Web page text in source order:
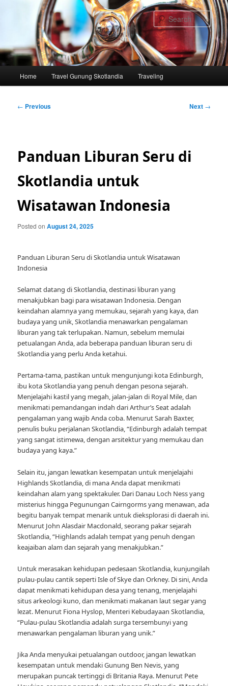
Home Travel Gunung Skotlandia Traveling
Post
← Previous Next →
Panduan Liburan Seru di
Skotlandia untuk
Wisatawan Indonesia
Posted onAugust 24, 2025
Panduan Liburan Seru di Skotlandia untuk Wisatawan
Indonesia
Selamat datang di Skotlandia, destinasi liburan yang
menakjubkan bagi para wisatawan Indonesia. Dengan
keindahan alamnya yang memukau, sejarah yang kaya, dan
budaya yang unik, Skotlandia menawarkan pengalaman
liburan yang tak terlupakan. Namun, sebelum memulai
petualangan Anda, ada beberapa panduan liburan seru di
Skotlandia yang perlu Anda ketahui.
Pertama-tama, pastikan untuk mengunjungi kota Edinburgh,
ibu kota Skotlandia yang penuh dengan pesona sejarah.
Menjelajahi kastil yang megah, jalan-jalan di Royal Mile, dan
menikmati pemandangan indah dari Arthur’s Seat adalah
pengalaman yang wajib Anda coba. Menurut Sarah Baxter,
penulis buku perjalanan Skotlandia, “Edinburgh adalah tempat
yang sangat istimewa, dengan arsitektur yang memukau dan
budaya yang kaya.”
Selain itu, jangan lewatkan kesempatan untuk menjelajahi
Highlands Skotlandia, di mana Anda dapat menikmati
keindahan alam yang spektakuler. Dari Danau Loch Ness yang
misterius hingga Pegunungan Cairngorms yang menawan, ada
begitu banyak tempat menarik untuk dieksplorasi di daerah ini.
Menurut John Alasdair Macdonald, seorang pakar sejarah
Skotlandia, “Highlands adalah tempat yang penuh dengan
keajaiban alam dan sejarah yang menakjubkan.”
Untuk merasakan kehidupan pedesaan Skotlandia, kunjungilah
pulau-pulau cantik seperti Isle of Skye dan Orkney. Di sini, Anda
dapat menikmati kehidupan desa yang tenang, menjelajahi
situs arkeologi kuno, dan menikmati makanan laut segar yang
lezat. Menurut Fiona Hyslop, Menteri Kebudayaan Skotlandia,
“Pulau-pulau Skotlandia adalah surga tersembunyi yang
menawarkan pengalaman liburan yang unik.”
Jika Anda menyukai petualangan outdoor, jangan lewatkan
kesempatan untuk mendaki Gunung Ben Nevis, yang
merupakan puncak tertinggi di Britania Raya. Menurut Pete